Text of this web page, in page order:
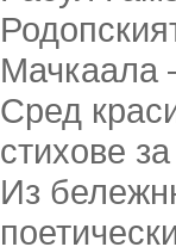
Мачкаала
Сред
стихове
Из